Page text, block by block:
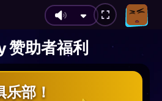
赞助者福利
部！